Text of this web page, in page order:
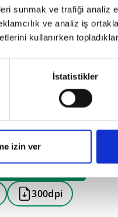
sunmak ve trafiği analiz
ve analiz iş
kullanırken
İstatistikler
izin ver
300dpi